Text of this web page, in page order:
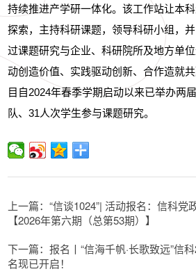
持续推进产学研一体化。该工作站让本
探索，主持科研课题，领导科研小组，
过课题研究与企业、科研院所及地方单
动创造价值、实践驱动创新、合作造就共
目自2024年春季学期启动以来已举办两
队、31人次学生参与课题研究。
上一篇：“信谈1024”| 活动报名：信科
【2026年第六期（总第53期）】
下一篇：报名丨“信海千帆·长歌致远”信
名现已开启！